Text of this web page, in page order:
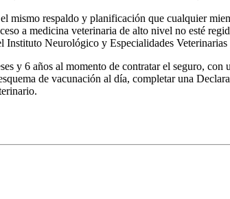
mismo respaldo y planificación que cualquier
a medicina veterinaria de alto nivel no esté
Instituto Neurológico y Especialidades
y 6 años al momento de contratar el seguro,
de vacunación al día, completar una